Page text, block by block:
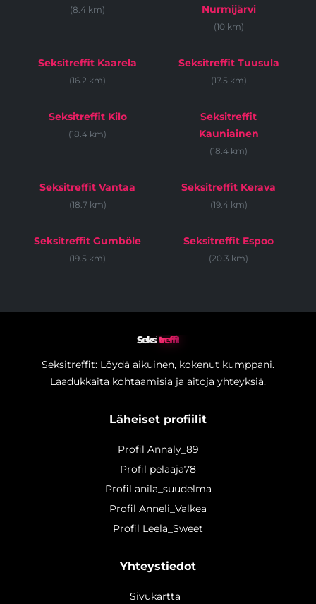
(8.4 km)
Nurmijärvi
(10 km)
Seksitreffit Kaarela
(16.2 km)
Seksitreffit Tuusula
(17.5 km)
Seksitreffit Kilo
(18.4 km)
Seksitreffit
Kauniainen
(18.4 km)
Seksitreffit Vantaa
(18.7 km)
Seksitreffit Kerava
(19.4 km)
Seksitreffit Gumböle
(19.5 km)
Seksitreffit Espoo
(20.3 km)
Seksitreffit
Seksitreffit: Löydä aikuinen, kokenut kumppani.
Laadukkaita kohtaamisia ja aitoja yhteyksiä.
Läheiset profiilit
Profil Annaly_89
Profil pelaaja78
Profil anila_suudelma
Profil Anneli_Valkea
Profil Leela_Sweet
Yhteystiedot
Sivukartta